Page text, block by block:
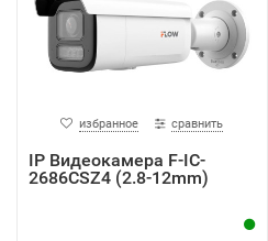
избранное сравнить
IP Видеокамера F-IC-
2686CSZ4 (2.8-12mm)